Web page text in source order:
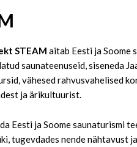
STEAM aitab Eesti ja Soome
saunateenuseid, siseneda
vähesed rahvusvahelised
ja ärikultuurist.
Eesti ja Soome saunaturismi
tugevdades nende nähtavust